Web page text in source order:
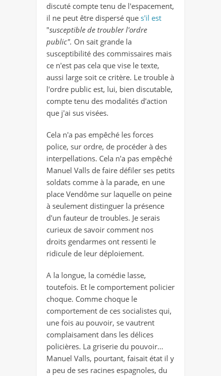
discuté compte tenu de l'espacement,
il ne peut être dispersé que s'il est
"susceptible de troubler l'ordre
public". On sait grande la
susceptibilité des commissaires mais
ce n'est pas cela que vise le texte,
aussi large soit ce critère. Le trouble à
l'ordre public est, lui, bien discutable,
compte tenu des modalités d'action
que j'ai sus visées.
Cela n'a pas empêché les forces
police, sur ordre, de procéder à des
interpellations. Cela n'a pas empêché
Manuel Valls de faire défiler ses petits
soldats comme à la parade, en une
place Vendôme sur laquelle on peine
à seulement distinguer la présence
d'un fauteur de troubles. Je serais
curieux de savoir comment nos
droits gendarmes ont ressenti le
ridicule de leur déploiement.
A la longue, la comédie lasse,
toutefois. Et le comportement policier
choque. Comme choque le
comportement de ces socialistes qui,
une fois au pouvoir, se vautrent
complaisament dans les délices
policières. La griserie du pouvoir...
Manuel Valls, pourtant, faisait état il y
a peu de ses racines espagnoles, du